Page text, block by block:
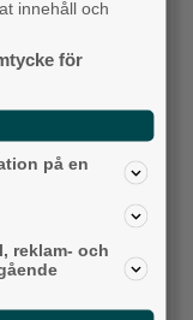
innehåll och
för
på en
reklam- och